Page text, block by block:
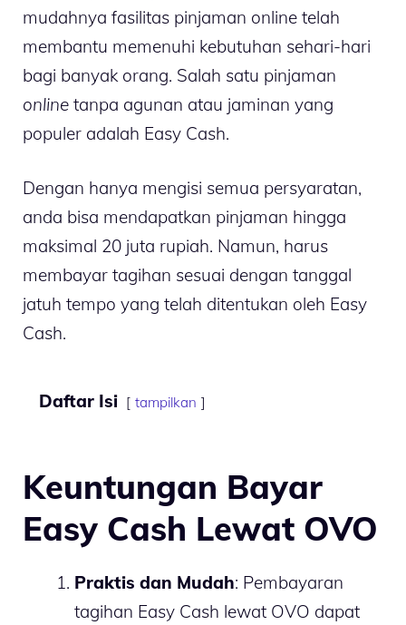
mudahnya fasilitas pinjaman online telah
membantu memenuhi kebutuhan sehari-hari
bagi banyak orang. Salah satu pinjaman
online tanpa agunan atau jaminan yang
populer adalah Easy Cash.
Dengan hanya mengisi semua persyaratan,
anda bisa mendapatkan pinjaman hingga
maksimal 20 juta rupiah. Namun, harus
membayar tagihan sesuai dengan tanggal
jatuh tempo yang telah ditentukan oleh Easy
Cash.
Daftar Isi tampilkan
Keuntungan Bayar
Easy Cash Lewat OVO
Praktis dan Mudah: Pembayaran
tagihan Easy Cash lewat OVO dapat